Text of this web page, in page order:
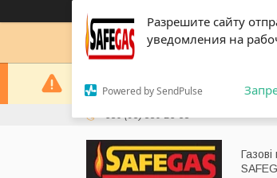
Разрешите сайту
уведомления на
Powered by SendPulse
Зараз компанія не може швидко
+380 (95) 880-23-58